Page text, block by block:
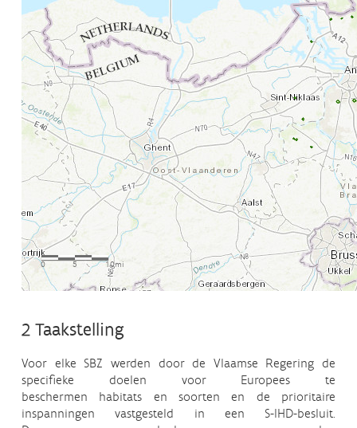
2 Taakstelling
Voor elke SBZ werden door de Vlaamse Regering de
specifieke doelen voor Europees te
beschermen habitats en soorten en de prioritaire
inspanningen vastgesteld in een S-IHD-besluit.